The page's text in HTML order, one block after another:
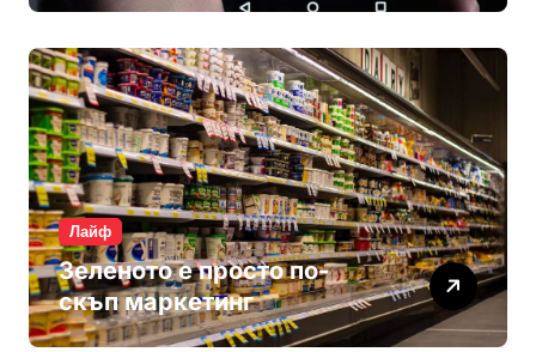
Лайф
Зеленото е просто по-
скъп маркетинг